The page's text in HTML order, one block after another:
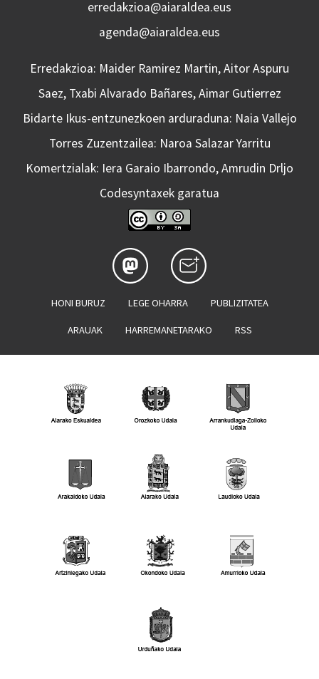
erredakzioa@aiaraldea.eus
agenda@aiaraldea.eus
Erredakzioa: Maider Ramirez Martin, Aitor Aspuru
Saez, Txabi Alvarado Bañares, Aimar Gutierrez
Bidarte Ikus-entzunezkoen arduraduna: Naia Vallejo
Torres Zuzentzailea: Naroa Salazar Yarritu
Komertzialak: Iera Garaio Ibarrondo, Amrudin Drljo
Codesyntaxek garatua
HONI BURUZ LEGE OHARRA PUBLIZITATEA
ARAUAK HARREMANETARAKO RSS